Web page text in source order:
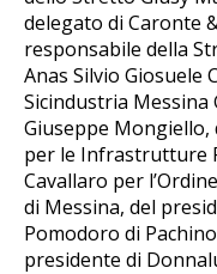
delegato di Caronte
responsabile della
Anas Silvio Giosuele
Sicindustria Messina
Giuseppe Mongiello,
per le Infrastrutture
Cavallaro per
di Messina, del
Pomodoro di
presidente di